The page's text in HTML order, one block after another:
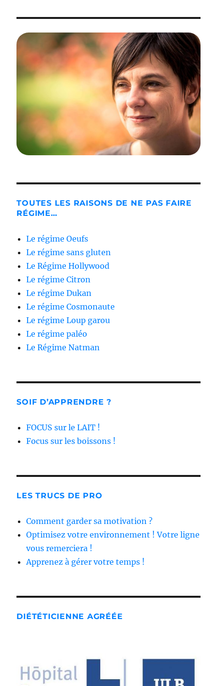
TOUTES LES RAISONS DE NE PAS FAIRE
RÉGIME…
Le régime Oeufs
Le régime sans gluten
Le Régime Hollywood
Le régime Citron
Le régime Dukan
Le régime Cosmonaute
Le régime Loup garou
Le régime paléo
Le Régime Natman
SOIF D’APPRENDRE ?
FOCUS sur le LAIT !
Focus sur les boissons !
LES TRUCS DE PRO
Comment garder sa motivation ?
Optimisez votre environnement ! Votre ligne
vous remerciera !
Apprenez à gérer votre temps !
DIÉTÉTICIENNE AGRÉÉE